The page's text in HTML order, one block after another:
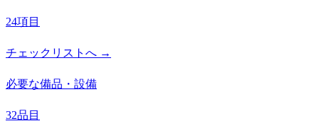
24項目
チェックリストへ →
必要な備品・設備
32品目